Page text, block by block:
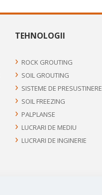
TEHNOLOGII
ROCK GROUTING
SOIL GROUTING
SISTEME DE PRESUSTINERE
SOIL FREEZING
PALPLANSE
LUCRARI DE MEDIU
LUCRARI DE INGINERIE